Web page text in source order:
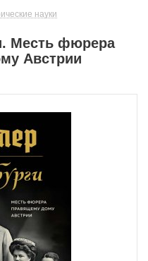
науки
Месть фюрера
Австрии